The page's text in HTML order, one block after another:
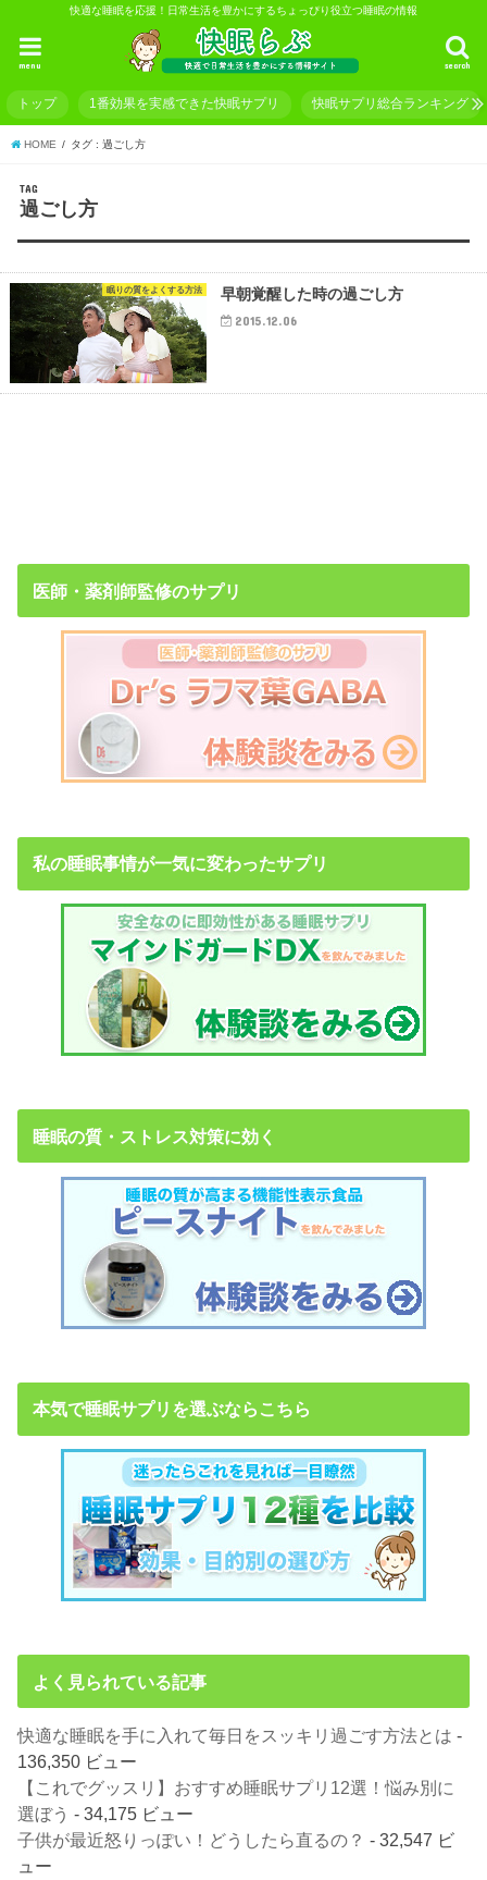
快適な睡眠を応援！日常生活を豊かにするちょっぴり役立つ睡眠の情報
search
menu
トップ 1番効果を実感できた快眠サプリ 快眠サプリ総合ランキング
HOME タグ : 過ごし方
TAG
過ごし方
眠りの質をよくする方法 早朝覚醒した時の過ごし方
2015.12.06
医師・薬剤師監修のサプリ
私の睡眠事情が一気に変わったサプリ
睡眠の質・ストレス対策に効く
本気で睡眠サプリを選ぶならこちら
よく見られている記事
快適な睡眠を手に入れて毎日をスッキリ過ごす方法とは -
136,350 ビュー
【これでグッスリ】おすすめ睡眠サプリ12選！悩み別に
選ぼう - 34,175 ビュー
子供が最近怒りっぽい！どうしたら直るの？ - 32,547 ビ
ュー